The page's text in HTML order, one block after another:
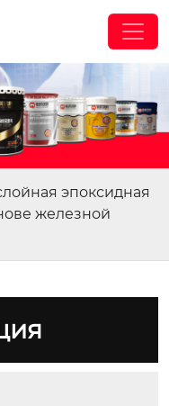
эпоксидная
железной